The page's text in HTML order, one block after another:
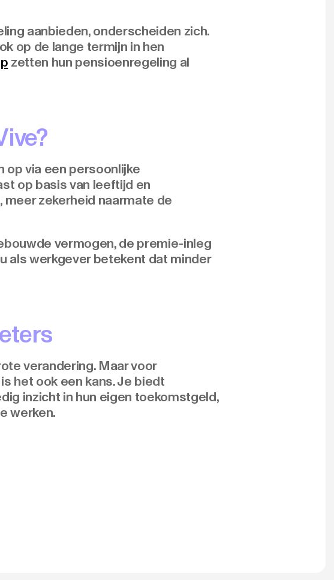
aanbieden, onderscheiden zich.
op de lange termijn in hen
zetten hun pensioenregeling al
op via een persoonlijke
op basis van leeftijd en
zekerheid naarmate de
vermogen, de premie-inleg
als werkgever betekent dat minder
verandering. Maar voor
het ook een kans. Je biedt
inzicht in hun eigen toekomstgeld,
werken.